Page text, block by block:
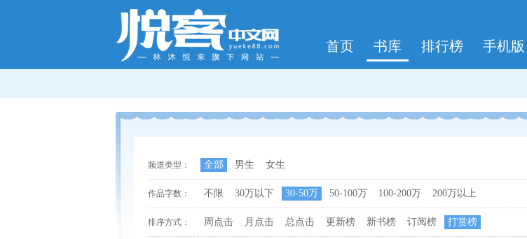
首页 书库 排行榜 手机版
频道类型： 全部 男生 女生
作品字数： 不限 30万以下 30-50万 50-100万 100-200万 200万以上
排序方式： 周点击 月点击 总点击 更新榜 新书榜 订阅榜 打赏榜